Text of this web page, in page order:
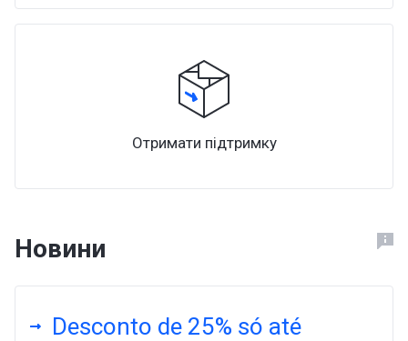
Отримати підтримку
Новини
Desconto de 25% só até